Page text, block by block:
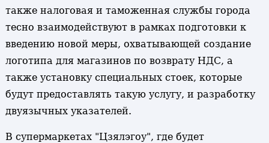
также налоговая и таможенная службы города
тесно взаимодействуют в рамках подготовки к
введению новой меры, охватывающей создание
логотипа для магазинов по возврату НДС, а
также установку специальных стоек, которые
будут предоставлять такую услугу, и разработку
двуязычных указателей.
В супермаркетах "Цзялэгоу", где будет